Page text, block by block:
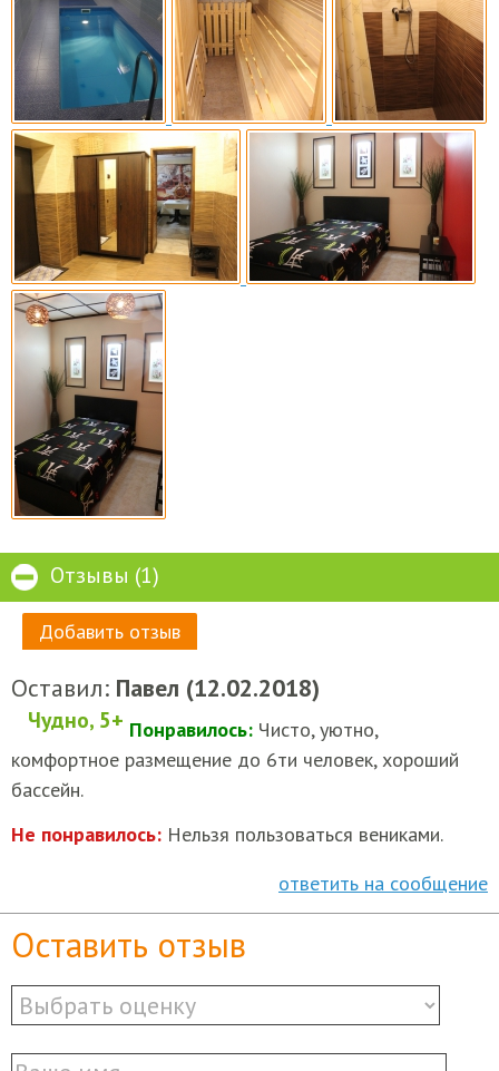
Отзывы (1)
Добавить отзыв
Оставил: Павел (12.02.2018)
Чудно, 5+ Понравилось: Чисто, уютно,
комфортное размещение до 6ти человек, хороший
бассейн.
Не понравилось: Нельзя пользоваться вениками.
ответить на сообщение
Оставить отзыв